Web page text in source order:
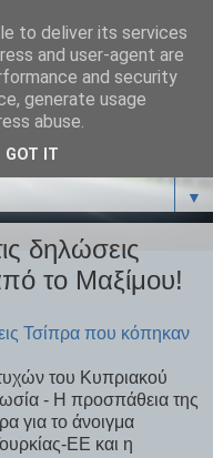
▼
δηλώσεις
το Μαξίμου!
του Κυπριακού
- Η προσπάθεια της
για το άνοιγμα
ΕΕ και η
to deliver its services
and user-agent are
and security
generate usage
abuse.
GOT IT